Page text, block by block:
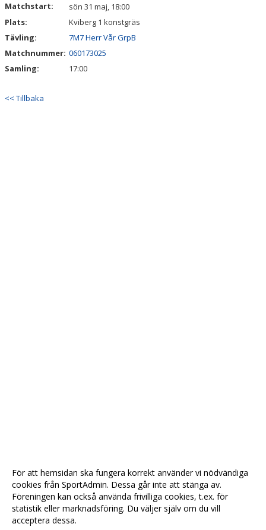
Matchstart:
sön 31 maj, 18:00
Plats:
Kviberg 1 konstgräs
Tävling:
7M7 Herr Vår GrpB
Matchnummer: 060173025
Samling:
17:00
<< Tillbaka
För att hemsidan ska fungera korrekt använder vi nödvändiga
cookies från SportAdmin. Dessa går inte att stänga av.
Föreningen kan också använda frivilliga cookies, t.ex. för
statistik eller marknadsföring. Du väljer själv om du vill
acceptera dessa.